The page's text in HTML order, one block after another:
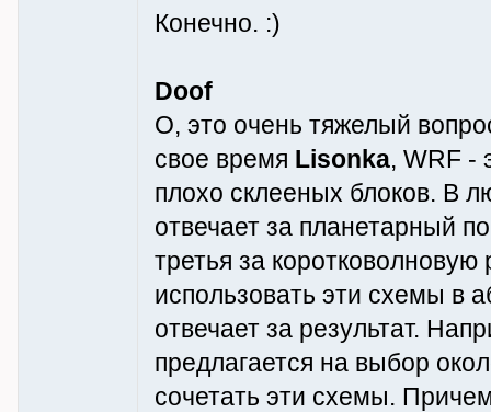
Конечно. :)
Doof
О, это очень тяжелый
свое время Lisonka, WRF -
плохо склееных блоков. В
отвечает за планетарный
третья за
использовать эти схемы в
отвечает за результат.
предлагается на выбор
сочетать эти схемы.